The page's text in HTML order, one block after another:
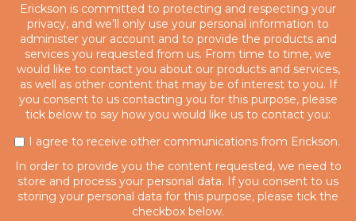
Erickson is committed to protecting and respecting your
privacy, and we’ll only use your personal information to
administer your account and to provide the products and
services you requested from us. From time to time, we
would like to contact you about our products and services,
as well as other content that may be of interest to you. If
you consent to us contacting you for this purpose, please
tick below to say how you would like us to contact you:
I agree to receive other communications from Erickson.
In order to provide you the content requested, we need to
store and process your personal data. If you consent to us
storing your personal data for this purpose, please tick the
checkbox below.